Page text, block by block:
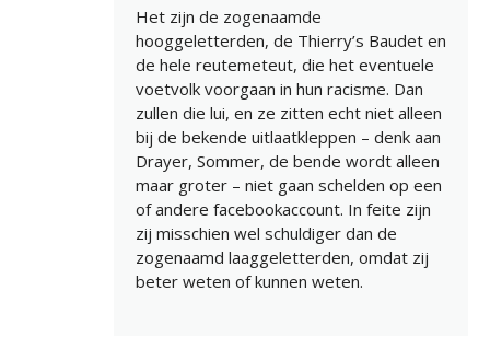
Het zijn de zogenaamde
hooggeletterden, de Thierry’s Baudet en
de hele reutemeteut, die het eventuele
voetvolk voorgaan in hun racisme. Dan
zullen die lui, en ze zitten echt niet alleen
bij de bekende uitlaatkleppen – denk aan
Drayer, Sommer, de bende wordt alleen
maar groter – niet gaan schelden op een
of andere facebookaccount. In feite zijn
zij misschien wel schuldiger dan de
zogenaamd laaggeletterden, omdat zij
beter weten of kunnen weten.